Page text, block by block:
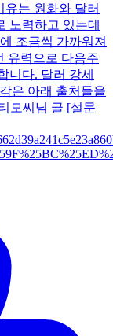
유는 원화와 달러
노력하고 있는데
조금씩 가까워져
유력으로 다음주
니다. 달러 강세
은 아래 출처들을
모씨님 글 [설문